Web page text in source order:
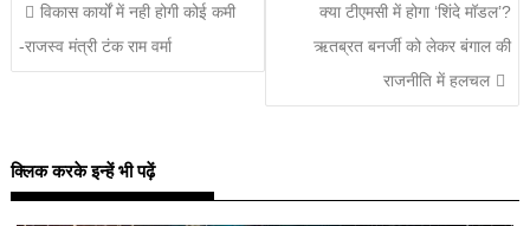
विकास कार्यों में नही होगी कोई कमी
-राजस्व मंत्री टंक राम वर्मा
क्या टीएमसी में होगा ‘शिंदे मॉडल’?
ऋतब्रत बनर्जी को लेकर बंगाल की
राजनीति में हलचल
क्लिक करके इन्हें भी पढ़ें